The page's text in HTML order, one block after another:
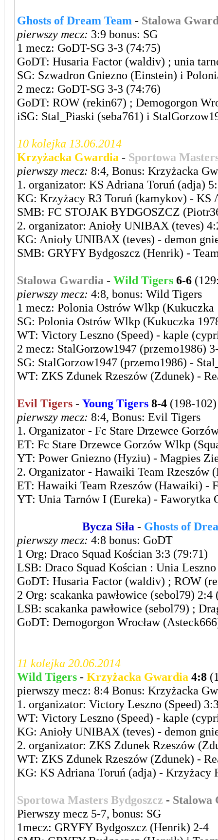
Ghosts of Dream Team - Stalowa
pierwszy mecz: 3:9 bonus: SG
1 mecz: GoDT-SG 3-3 (74:75)
GoDT: Husaria Factor (waldiv) ; unia
SG: Szwadron Gniezno (Einstein) i
2 mecz: GoDT-SG 3-3 (74:76)
GoDT: ROW (rekin67) ; Demogorgon
iSG: Stal_Piaski (seba761) i
10 kolejka 13.06.2014
Krzyżacka Gwardia - Sportowa
pierwszy mecz: 8:4, Bonus: Krzyżacka
1. organizator: KS Adriana Toruń (adja)
KG: Krzyżacy R3 Toruń (kamykov) - KS
SMB: FC STOJAK BYDGOSZCZ
2. organizator: Anioły UNIBAX (teves)
KG: Anioły UNIBAX (teves) - demon
SMB: GRYFY Bydgoszcz (Henrik) -
Stalowa Gwardia - Wild Tigers 6-6
pierwszy mecz: 4:8, bonus: Wild Tigers
1 mecz: Polonia Ostrów Wlkp (Kukuczka
SG: Polonia Ostrów Wlkp (Kukuczka
WT: Victory Leszno (Speed) - kaple
2 mecz: StalGorzow1947 (przemo1986)
SG: StalGorzow1947 (przemo1986) -
WT: ZKS Zdunek Rzeszów (Zdunek) -
Evil Tigers - Young Tigers 8-4 (198-102)
pierwszy mecz: 8:4, Bonus: Evil Tigers
1. Organizator - Fc Stare Drzewce
ET: Fc Stare Drzewce Gorzów Wlkp
YT: Power Gniezno (Hyziu) - Magpies
2. Organizator - Hawaiki Team Rzeszów
ET: Hawaiki Team Rzeszów (Hawaiki) -
YT: Unia Tarnów I (Eureka) - Faworytka
Bycza Siła - Ghosts of
pierwszy mecz: 4:8 bonus: GoDT
1 Org: Draco Squad Kościan 3:3 (79:71)
LSB: Draco Squad Kościan : Unia
GoDT: Husaria Factor (waldiv) ; ROW
2 Org: scakanka pawłowice (sebol79) 2:4
LSB: scakanka pawłowice (sebol79) ;
GoDT: Demogorgon Wrocław
11 kolejka 20.06.2014
Wild Tigers - Krzyżacka Gwardia 4:8
pierwszy mecz: 8:4 Bonus: Krzyżacka
1. organizator: Victory Leszno (Speed)
WT: Victory Leszno (Speed) - kaple
KG: Anioły UNIBAX (teves) - demon
2. organizator: ZKS Zdunek Rzeszów
WT: ZKS Zdunek Rzeszów (Zdunek) -
KG: KS Adriana Toruń (adja) - Krzyżacy
Sportowa Masters Bydgoszcz - Stalowa
Pierwszy mecz 5-7, bonus: SG
1mecz: GRYFY Bydgoszcz (Henrik) 2-4